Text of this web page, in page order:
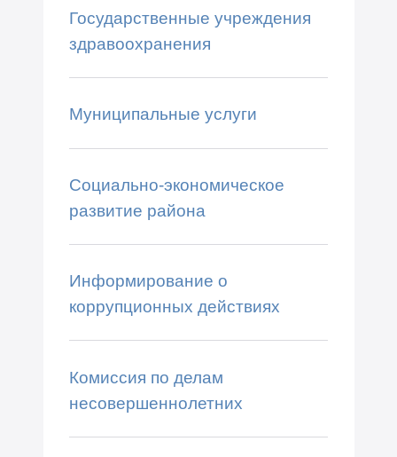
Государственные учреждения
здравоохранения
Муниципальные услуги
Социально-экономическое
развитие района
Информирование о
коррупционных действиях
Комиссия по делам
несовершеннолетних